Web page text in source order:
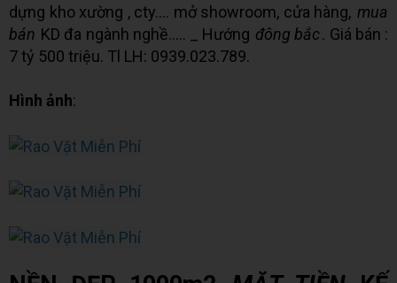
dựng kho xường , cty…. mở showroom, cửa hàng, mua
bán KD đa ngành nghề..... _ Hướng đông bắc. Giá bán :
7 tỷ 500 triệu. Tl LH: 0939.023.789.
Hình ảnh: